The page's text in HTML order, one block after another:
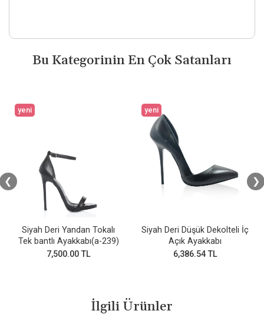
Bu Kategorinin En Çok Satanları
yeni
Siyah Deri Yandan Tokalı
Tek bantlı Ayakkabı(a-239)
7,500.00 TL
yeni
Siyah Deri Düşük Dekolteli İç
Açık Ayakkabı
6,386.54 TL
❮ ❯
İlgili Ürünler